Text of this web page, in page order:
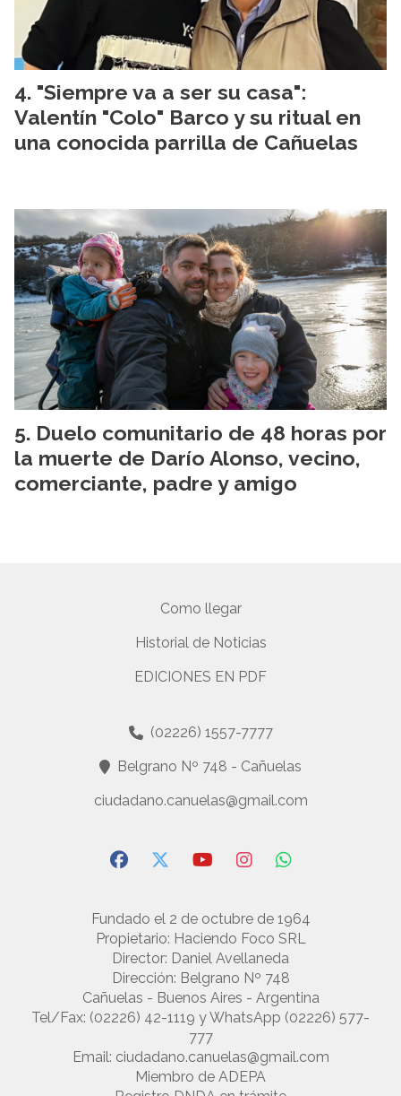
"Siempre va a ser su casa":
Valentín "Colo" Barco y su ritual en
una conocida parrilla de Cañuelas
Duelo comunitario de 48 horas por
la muerte de Darío Alonso, vecino,
comerciante, padre y amigo
Como llegar
Historial de Noticias
EDICIONES EN PDF
Fundado el 2 de octubre de 1964
Propietario: Haciendo Foco SRL
Director: Daniel Avellaneda
Dirección: Belgrano Nº 748
Cañuelas - Buenos Aires - Argentina
Tel/Fax: (02226) 42-1119 y WhatsApp (02226) 577-
777
Email: ciudadano.canuelas@gmail.com
Miembro de ADEPA
(02226) 1557-7777
Belgrano Nº 748 - Cañuelas
ciudadano.canuelas@gmail.com